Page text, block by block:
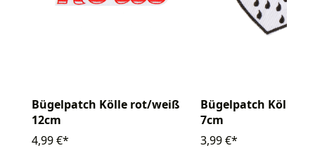
Bügelpatch Kölle rot/weiß
12cm
4,99 €*
Bügelpatch Köln
7cm
3,99 €*